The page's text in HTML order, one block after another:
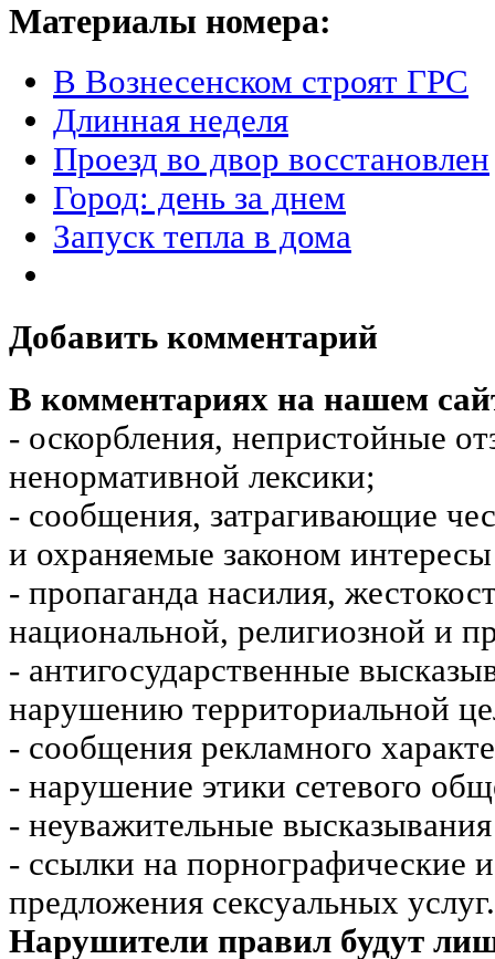
Материалы номера:
В Вознесенском строят ГРС
Длинная неделя
Проезд во двор восстановлен
Город: день за днем
Запуск тепла в дома
Добавить комментарий
В комментариях на нашем
- оскорбления, непристойные
ненормативной лексики;
- сообщения, затрагивающие
и охраняемые законом
- пропаганда насилия,
национальной, религиозной и
- антигосударственные
нарушению территориальной
- сообщения рекламного
- нарушение этики сетевого
- неуважительные
- ссылки на порнографические
предложения сексуальных услуг.
Нарушители правил будут